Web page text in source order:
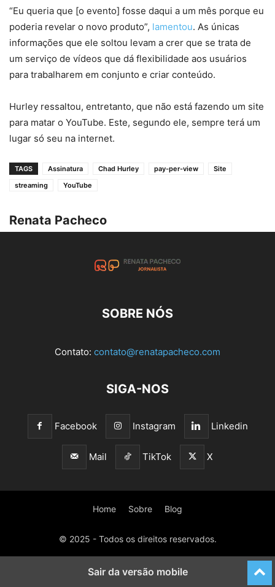
“Eu queria que [o evento] fosse daqui a um mês porque eu
poderia revelar o novo produto”, lamentou. As únicas
informações que ele soltou levam a crer que se trata de
um serviço de vídeos que dá flexibilidade aos usuários
para trabalharem em conjunto e criar conteúdo.
Hurley ressaltou, entretanto, que não está fazendo um site
para matar o YouTube. Este, segundo ele, sempre terá um
lugar só seu na internet.
TAGS Assinatura Chad Hurley pay-per-view
Site
streaming
YouTube
Renata Pacheco
SOBRE NÓS
Contato: contato@renatapacheco.com
SIGA-NOS
Facebook Instagram Linkedin
Mail TikTok X
Home Sobre Blog
© 2025 - Todos os direitos reservados.
Sair da versão mobile